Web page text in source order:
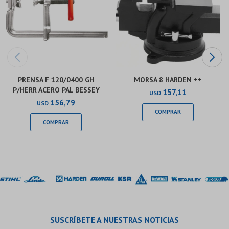
PRENSA F 120/0400 GH
P/HERR ACERO PAL BESSEY
USD 156,79
MORSA 8 HARDEN ++
USD 157,11
SUSCRÍBETE A NUESTRAS NOTICIAS